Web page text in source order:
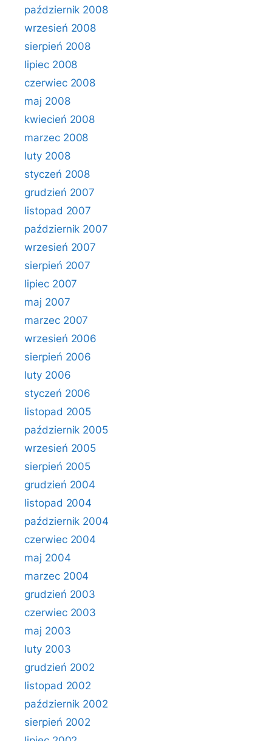
październik 2008
wrzesień 2008
sierpień 2008
lipiec 2008
czerwiec 2008
maj 2008
kwiecień 2008
marzec 2008
luty 2008
styczeń 2008
grudzień 2007
listopad 2007
październik 2007
wrzesień 2007
sierpień 2007
lipiec 2007
maj 2007
marzec 2007
wrzesień 2006
sierpień 2006
luty 2006
styczeń 2006
listopad 2005
październik 2005
wrzesień 2005
sierpień 2005
grudzień 2004
listopad 2004
październik 2004
czerwiec 2004
maj 2004
marzec 2004
grudzień 2003
czerwiec 2003
maj 2003
luty 2003
grudzień 2002
listopad 2002
październik 2002
sierpień 2002